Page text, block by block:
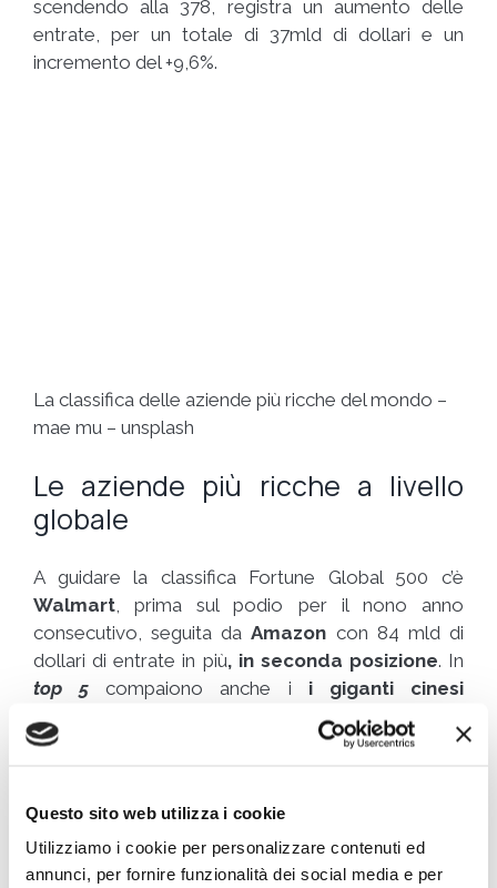
Questo sito web utilizza i cookie
Utilizziamo i cookie per personalizzare contenuti ed
annunci, per fornire funzionalità dei social media e per
scendendo alla 378, registra un aumento delle
entrate, per un totale di 37mld di dollari e un
incremento del +9,6%.
La classifica delle aziende più ricche del mondo –
mae mu – unsplash
Le aziende più ricche a livello
globale
A guidare la classifica Fortune Global 500 c’è
Walmart , prima sul podio per il nono anno
consecutivo, seguita daAmazon con 84 mld di
dollari di entrate in più, in seconda posizione. In
top 5
compaiono anche i i giganti cinesi
dell’energia State Grid, China National
Petroleum e Sinopec.
La top 10 della Fortune
Global 500 2022: